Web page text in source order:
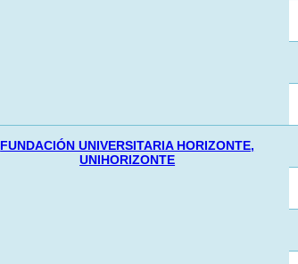
FUNDACIÓN UNIVERSITARIA HORIZONTE,
UNIHORIZONTE